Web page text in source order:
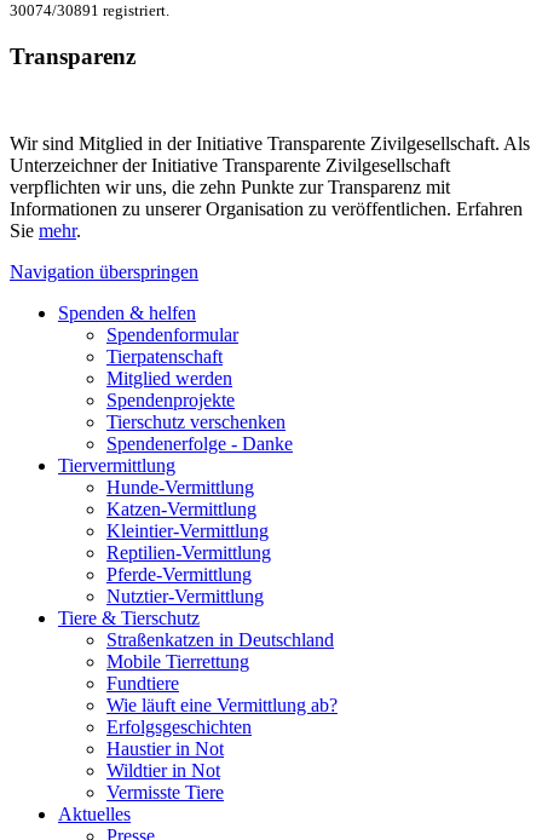
30074/30891 registriert.
Transparenz
Wir sind Mitglied in der Initiative Transparente Zivilgesellschaft. Als
Unterzeichner der Initiative Transparente Zivilgesellschaft
verpflichten wir uns, die zehn Punkte zur Transparenz mit
Informationen zu unserer Organisation zu veröffentlichen. Erfahren
Sie mehr.
Navigation überspringen
Spenden & helfen
Spendenformular
Tierpatenschaft
Mitglied werden
Spendenprojekte
Tierschutz verschenken
Spendenerfolge - Danke
Tiervermittlung
Hunde-Vermittlung
Katzen-Vermittlung
Kleintier-Vermittlung
Reptilien-Vermittlung
Pferde-Vermittlung
Nutztier-Vermittlung
Tiere & Tierschutz
Straßenkatzen in Deutschland
Mobile Tierrettung
Fundtiere
Wie läuft eine Vermittlung ab?
Erfolgsgeschichten
Haustier in Not
Wildtier in Not
Vermisste Tiere
Aktuelles